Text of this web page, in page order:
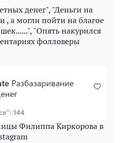
денег", "Деньги на
, а могли пойти на благое
"Опять накурился
фолловеры
Филиппа Киркорова в